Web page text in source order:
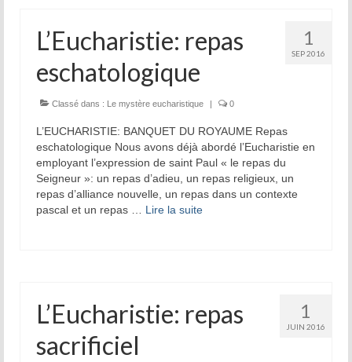
1
SEP 2016
L’Eucharistie: repas
eschatologique
Classé dans : Le mystère eucharistique 0
L’EUCHARISTIE: BANQUET DU ROYAUME Repas
eschatologique Nous avons déjà abordé l’Eucharistie en
employant l’expression de saint Paul « le repas du
Seigneur »: un repas d’adieu, un repas religieux, un
repas d’alliance nouvelle, un repas dans un contexte
pascal et un repas … Lire la suite­­
1
JUIN 2016
L’Eucharistie: repas
sacrificiel